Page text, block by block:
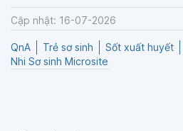
Cập nhật: 16-07-2026
QnA Trẻ sơ sinh Sốt xuất huyết
Nhi Sơ sinh Microsite